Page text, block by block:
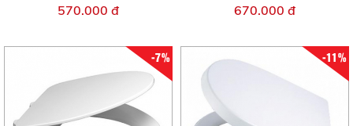
570.000 đ 670.000 đ
-7% -11%